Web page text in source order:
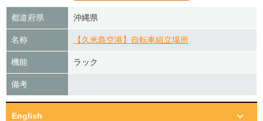
都道府県 沖縄県
名称 【久米島空港】自転車組立場所
機能 ラック
備考
English